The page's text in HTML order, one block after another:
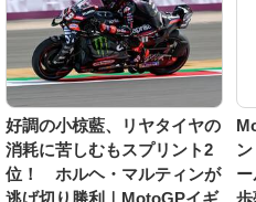
好調の小椋藍、リヤタイヤの
消耗に苦しむもスプリント2
位！ ホルヘ・マルティンが
逃げ切り勝利｜MotoGPイギ
歩